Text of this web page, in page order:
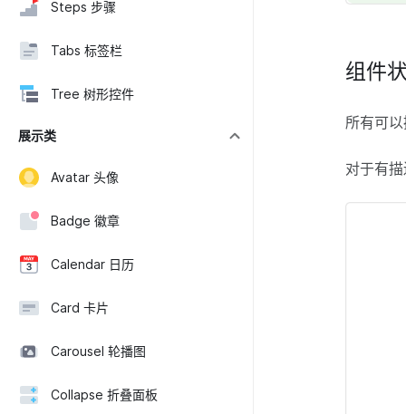
Steps 步骤
Tabs 标签栏
Tree 树形控件
展示类
Avatar 头像
Badge 徽章
Calendar 日历
Card 卡片
Carousel 轮播图
Collapse 折叠面板
组件
所有可
对于有